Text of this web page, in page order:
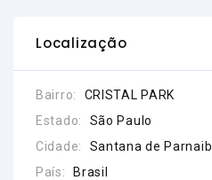
Localização
Bairro:
CRISTAL PARK
Estado:
São Paulo
Cidade:
Santana de
País:
Brasil